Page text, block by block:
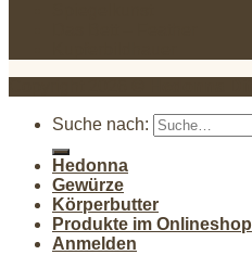
Suche nach:
Hedonna
Gewürze
Körperbutter
Produkte im Onlineshop
Anmelden